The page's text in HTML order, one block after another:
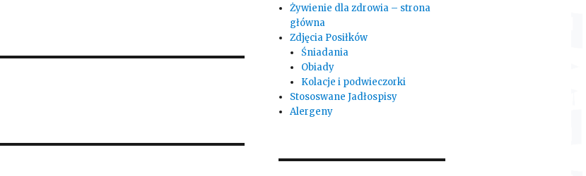
Żywienie dla zdrowia – strona
główna
Zdjęcia Posiłków
Śniadania
Obiady
Kolacje i podwieczorki
Stososwane Jadłospisy
Alergeny